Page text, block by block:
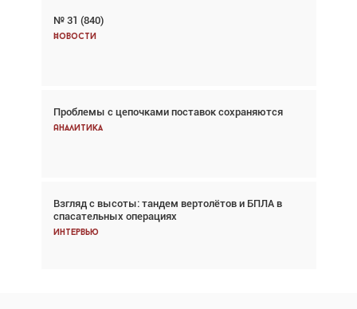
№ 31 (840)
Новости
Проблемы с цепочками поставок сохраняются
Аналитика
Взгляд с высоты: тандем вертолётов и БПЛА в
спасательных операциях
Интервью
Авиационный фотограф Дэйв Кох: «Фотография
говорит сама за себя... а ИИ всё портит»
Впервые с 2024 года глобальный трафик
снижается три недели подряд
Частный самолёт – это актив. Подходите к
покупке соответствующим образом
Интервью